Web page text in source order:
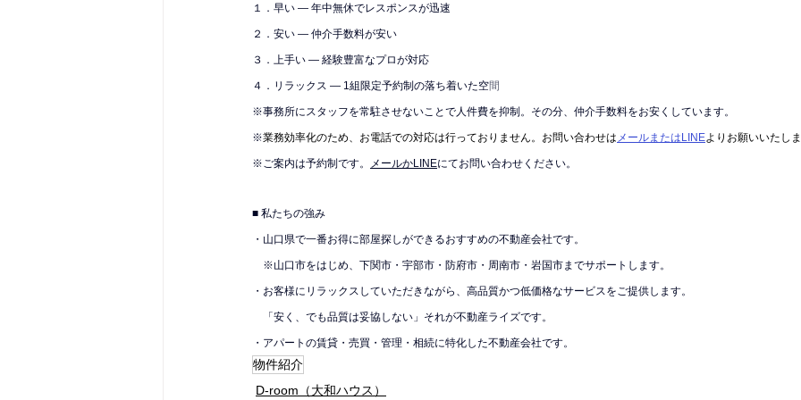
１．早い — 年中無休でレスポンスが迅速
２．安い — 仲介手数料が安い
３．上手い — 経験豊富なプロが対応
４．リラックス — 1組限定予約制の落ち着いた空間
※事務所にスタッフを常駐させないことで人件費を抑制。その分、仲介手数料をお安くしています。
※業務効率化のため、お電話での対応は行っておりません。お問い合わせは メールまたはLINEよりお願いいたし
※ご案内は予約制です。 メールかLINEにてお問い合わせください。
■ 私たちの強み
・山口県で一番お得に部屋探しができるおすすめの不動産会社です。
※山口市をはじめ、下関市・宇部市・防府市・周南市・岩国市までサポートします。
・お客様にリラックスしていただきながら、高品質かつ低価格なサービスをご提供します。
「安く、でも品質は妥協しない」それが不動産ライズです。
・アパートの賃貸・売買・管理・相続に特化した不動産会社です。
物件紹介
D-room（大和ハウス）